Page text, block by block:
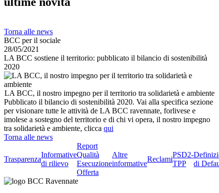
Torna alle news
BCC per il sociale
28/05/2021
LA BCC sostiene il territorio: pubblicato il bilancio di sostenibilità
2020
LA BCC, il nostro impegno per il territorio tra solidarietà e ambiente
Pubblicato il bilancio di sostenibilità 2020. Vai alla specifica sezione
per visionare tutte le attività de LA BCC ravennate, forlivese e
imolese a sostegno del territorio e di chi vi opera, il nostro impegno
tra solidarietà e ambiente, clicca qui
Torna alle news
Trasparenza
Informative
di rilievo
Report
Qualità
Esecuzione
Offerta
Altre
informative
Reclami
PSD2-
TPP
di